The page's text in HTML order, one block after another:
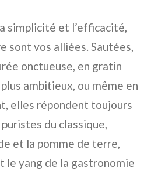
simplicité et l’efficacité,
sont vos alliées. Sautées,
onctueuse, en gratin
ambitieux, ou même en
elles répondent toujours
du classique,
et la pomme de terre,
le yang de la gastronomie